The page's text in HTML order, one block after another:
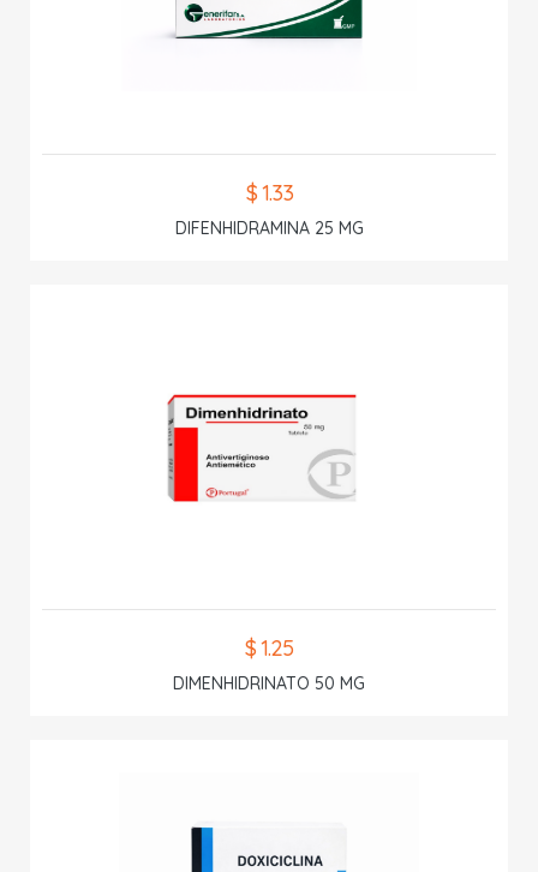
$ 1.33
DIFENHIDRAMINA 25 MG
$ 1.25
DIMENHIDRINATO 50 MG